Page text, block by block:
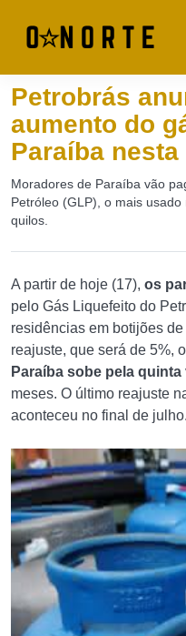
Petrobrás
aumento do
Paraíba
Moradores de Paraíba vão
Petróleo (GLP), o mais
quilos.
A partir de hoje (17), os
pelo Gás Liquefeito do
residências em botijões
reajuste, que será de 5%, o
Paraíba sobe pela quinta
meses. O último reajuste
aconteceu no final de julho.